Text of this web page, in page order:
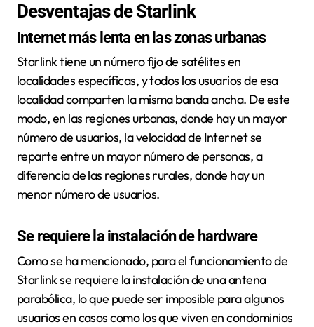
Desventajas de Starlink
Internet más lenta en las zonas urbanas
Starlink tiene un número fijo de satélites en
localidades específicas, y todos los usuarios de esa
localidad comparten la misma banda ancha. De este
modo, en las regiones urbanas, donde hay un mayor
número de usuarios, la velocidad de Internet se
reparte entre un mayor número de personas, a
diferencia de las regiones rurales, donde hay un
menor número de usuarios.
Se requiere la instalación de hardware
Como se ha mencionado, para el funcionamiento de
Starlink se requiere la instalación de una antena
parabólica, lo que puede ser imposible para algunos
usuarios en casos como los que viven en condominios